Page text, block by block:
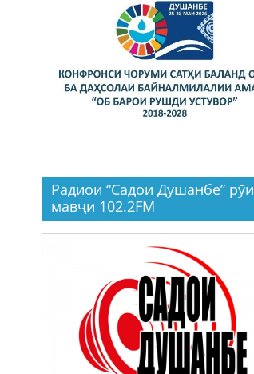
Радиои “Садои Душанбе” рӯи
мавҷи 102.2FM